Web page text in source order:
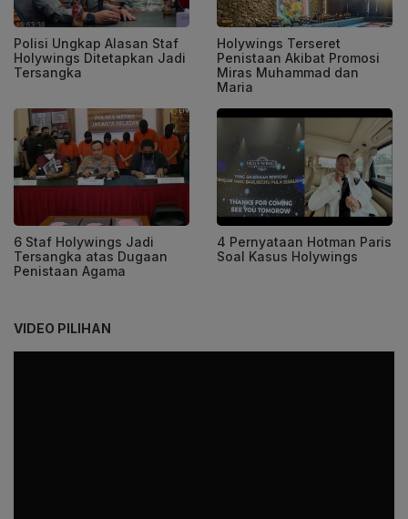
Polisi Ungkap Alasan Staf
Holywings Ditetapkan Jadi
Tersangka
Holywings Terseret
Penistaan Akibat Promosi
Miras Muhammad dan
Maria
6 Staf Holywings Jadi
Tersangka atas Dugaan
Penistaan Agama
4 Pernyataan Hotman Paris
Soal Kasus Holywings
VIDEO PILIHAN